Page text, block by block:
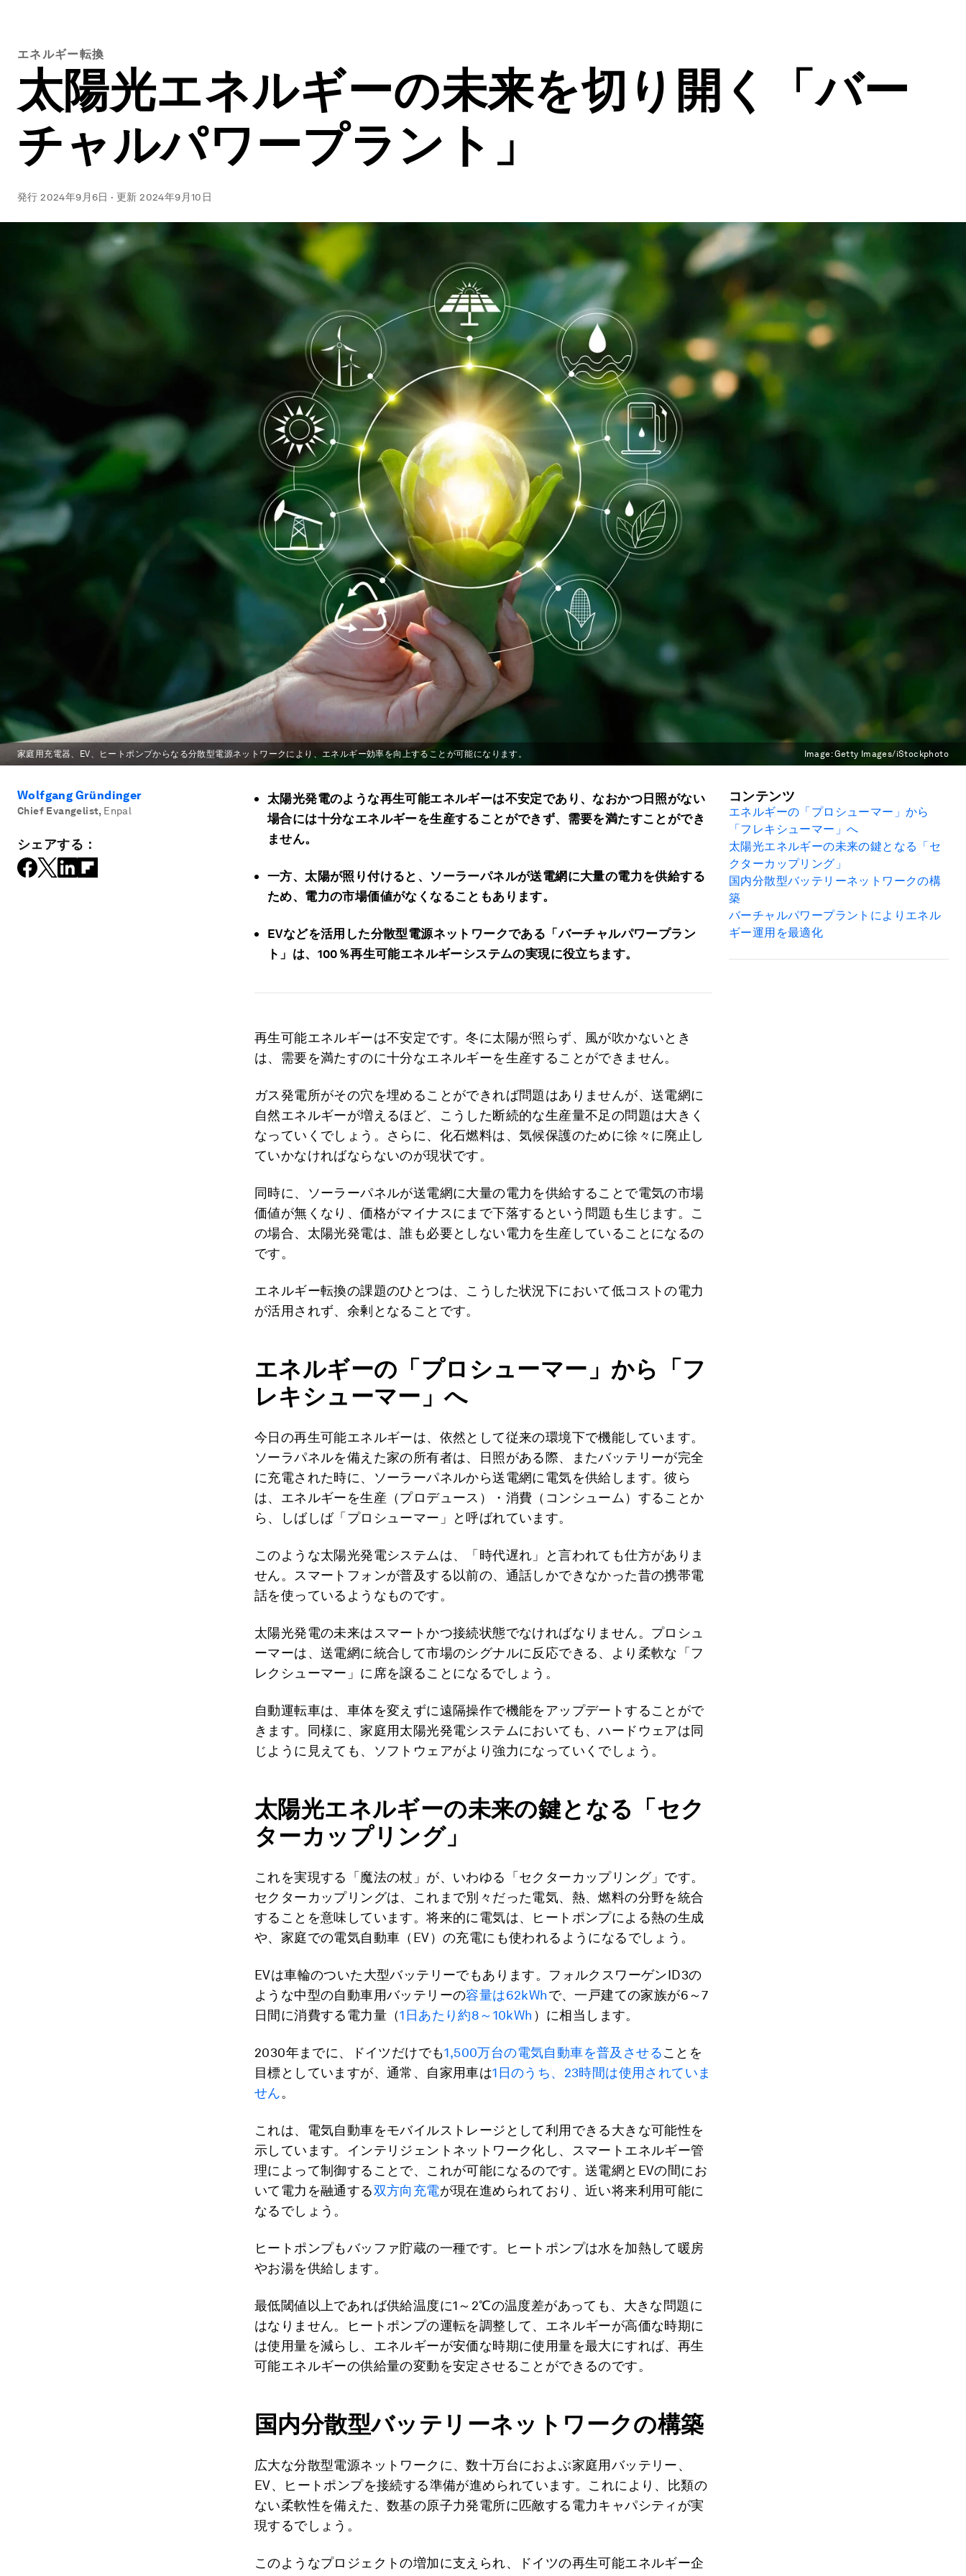
エネルギー転換
太陽光エネルギーの未来を切り開く「バー
チャルパワープラント」
発行2024年9月6日 ·更新2024年9月10日
家庭用充電器、EV、ヒートポンプからなる分散型電源ネットワークにより、エネルギー効率を向上することが可能になります。 Image:Getty Images/iStockphoto
Wolfgang Gründinger
Chief Evangelist, Enpal
シェアする：
太陽光発電のような再生可能エネルギーは不安定であり、なおかつ日照がない
場合には十分なエネルギーを生産することができず、需要を満たすことができ
ません。
一方、太陽が照り付けると、ソーラーパネルが送電網に大量の電力を供給する
ため、電力の市場価値がなくなることもあります。
EVなどを活用した分散型電源ネットワークである「バーチャルパワープラン
ト」は、100％再生可能エネルギーシステムの実現に役立ちます。
再生可能エネルギーは不安定です。冬に太陽が照らず、風が吹かないとき
は、需要を満たすのに十分なエネルギーを生産することができません。
ガス発電所がその穴を埋めることができれば問題はありませんが、送電網に
自然エネルギーが増えるほど、こうした断続的な生産量不足の問題は大きく
なっていくでしょう。さらに、化石燃料は、気候保護のために徐々に廃止し
ていかなければならないのが現状です。
同時に、ソーラーパネルが送電網に大量の電力を供給することで電気の市場
価値が無くなり、価格がマイナスにまで下落するという問題も生じます。こ
の場合、太陽光発電は、誰も必要としない電力を生産していることになるの
です。
エネルギー転換の課題のひとつは、こうした状況下において低コストの電力
が活用されず、余剰となることです。
エネルギーの「プロシューマー」から「フ
レキシューマー」へ
今日の再生可能エネルギーは、依然として従来の環境下で機能しています。
ソーラパネルを備えた家の所有者は、日照がある際、またバッテリーが完全
に充電された時に、ソーラーパネルから送電網に電気を供給します。彼ら
は、エネルギーを生産（プロデュース）・消費（コンシューム）することか
ら、しばしば「プロシューマー」と呼ばれています。
このような太陽光発電システムは、「時代遅れ」と言われても仕方がありま
せん。スマートフォンが普及する以前の、通話しかできなかった昔の携帯電
話を使っているようなものです。
太陽光発電の未来はスマートかつ接続状態でなければなりません。プロシュ
ーマーは、送電網に統合して市場のシグナルに反応できる、より柔軟な「フ
レクシューマー」に席を譲ることになるでしょう。
自動運転車は、車体を変えずに遠隔操作で機能をアップデートすることがで
きます。同様に、家庭用太陽光発電システムにおいても、ハードウェアは同
じように見えても、ソフトウェアがより強力になっていくでしょう。
太陽光エネルギーの未来の鍵となる「セク
ターカップリング」
これを実現する「魔法の杖」が、いわゆる「セクターカップリング」です。
セクターカップリングは、これまで別々だった電気、熱、燃料の分野を統合
することを意味しています。将来的に電気は、ヒートポンプによる熱の生成
や、家庭での電気自動車（EV）の充電にも使われるようになるでしょう。
EVは車輪のついた大型バッテリーでもあります。フォルクスワーゲンID3の
ような中型の自動車用バッテリーの容量は62kWhで、一戸建ての家族が6～7
日間に消費する電力量（1日あたり約8～10kWh ）に相当します。
2030年までに、ドイツだけでも1,500万台の電気自動車を普及させることを
目標としていますが、通常、自家用車は1日のうち、23時間は使用されていま
せん。
これは、電気自動車をモバイルストレージとして利用できる大きな可能性を
示しています。インテリジェントネットワーク化し、スマートエネルギー管
理によって制御することで、これが可能になるのです。送電網とEVの間にお
いて電力を融通する双方向充電が現在進められており、近い将来利用可能に
なるでしょう。
ヒートポンプもバッファ貯蔵の一種です。ヒートポンプは水を加熱して暖房
やお湯を供給します。
最低閾値以上であれば供給温度に1～2℃の温度差があっても、大きな問題に
はなりません。ヒートポンプの運転を調整して、エネルギーが高価な時期に
は使用量を減らし、エネルギーが安価な時期に使用量を最大にすれば、再生
可能エネルギーの供給量の変動を安定させることができるのです。
国内分散型バッテリーネットワークの構築
広大な分散型電源ネットワークに、数十万台におよぶ家庭用バッテリー、
EV、ヒートポンプを接続する準備が進められています。これにより、比類の
ない柔軟性を備えた、数基の原子力発電所に匹敵する電力キャパシティが実
現するでしょう。
このようなプロジェクトの増加に支えられ、ドイツの再生可能エネルギー企
コンテンツ
エネルギーの「プロシューマー」から
「フレキシューマー」へ
太陽光エネルギーの未来の鍵となる「セ
クターカップリング」
国内分散型バッテリーネットワークの構
築
バーチャルパワープラントによりエネル
ギー運用を最適化